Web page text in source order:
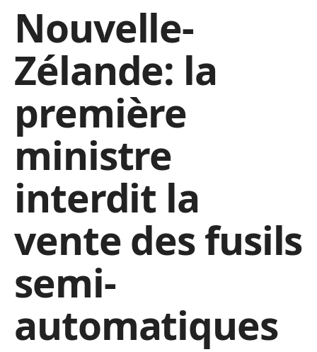
Nouvelle-
Zélande: la
première
ministre
interdit la
vente des fusils
semi-
automatiques